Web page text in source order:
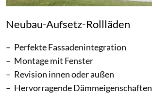
Neubau-Aufsetz-Rollläden
Perfekte Fassadenintegration
Montage mit Fenster
Revision innen oder außen
Hervorragende Dämmeigenschaften